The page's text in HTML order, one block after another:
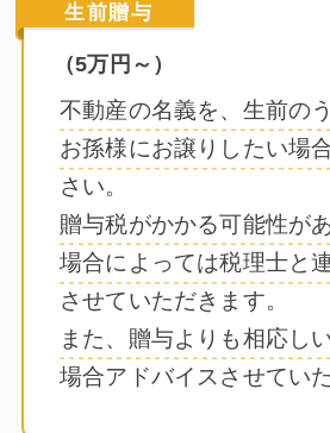
生前贈与
（5万円～）
不動産の名義を、生前の
お孫様にお譲りしたい場
さい。
贈与税がかかる可能性が
場合によっては税理士と
させていただきます。
また、贈与よりも相応し
場合アドバイスさせてい